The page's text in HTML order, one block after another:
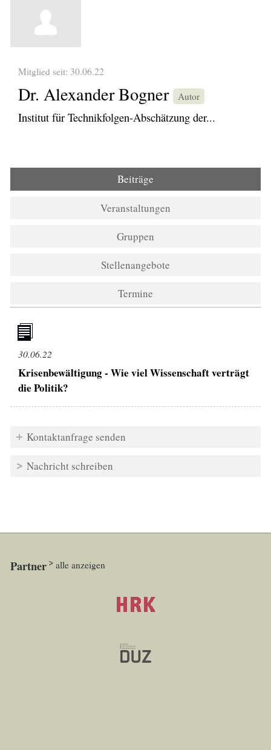
Mitglied seit: 30.06.22
Dr. Alexander Bogner Autor
Institut für Technikfolgen-Abschätzung der...
Beiträge
Veranstaltungen
Gruppen
Stellenangebote
Termine
30.06.22
Krisenbewältigung - Wie viel Wissenschaft verträgt
die Politik?
Kontaktanfrage senden
Nachricht schreiben
Partner alle anzeigen